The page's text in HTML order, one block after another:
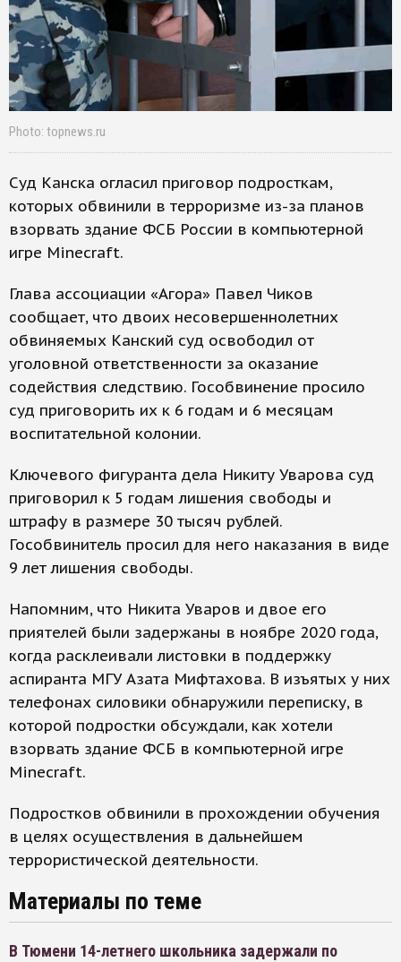
Photo: topnews.ru
Суд Канска огласил приговор подросткам,
которых обвинили в терроризме из-за планов
взорвать здание ФСБ России в компьютерной
игре Minecraft.
Глава ассоциации «Агора» Павел Чиков
сообщает, что двоих несовершеннолетних
обвиняемых Канский суд освободил от
уголовной ответственности за оказание
содействия следствию. Гособвинение просило
суд приговорить их к 6 годам и 6 месяцам
воспитательной колонии.
Ключевого фигуранта дела Никиту Уварова суд
приговорил к 5 годам лишения свободы и
штрафу в размере 30 тысяч рублей.
Гособвинитель просил для него наказания в виде
9 лет лишения свободы.
Напомним, что Никита Уваров и двое его
приятелей были задержаны в ноябре 2020 года,
когда расклеивали листовки в поддержку
аспиранта МГУ Азата Мифтахова. В изъятых у них
телефонах силовики обнаружили переписку, в
которой подростки обсуждали, как хотели
взорвать здание ФСБ в компьютерной игре
Minecraft.
Подростков обвинили в прохождении обучения
в целях осуществления в дальнейшем
террористической деятельности.
Материалы по теме
В Тюмени 14-летнего школьника задержали по